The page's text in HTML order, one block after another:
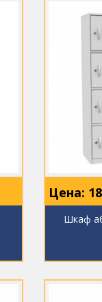
Цена:
Шкаф